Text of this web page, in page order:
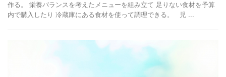
作る。 栄養バランスを考えたメニューを組み立て 足りない食材を予算
内で購入したり 冷蔵庫にある食材を使って調理できる。 児 ...